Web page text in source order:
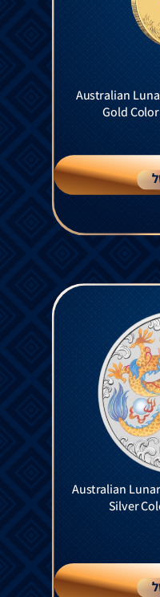
Australian
Gold
Australian
Silver